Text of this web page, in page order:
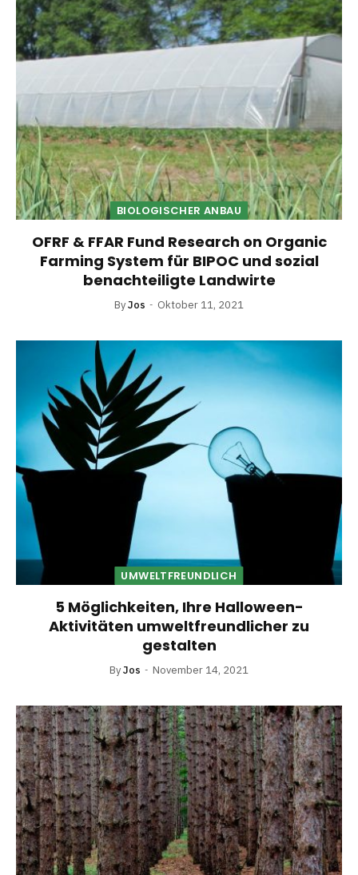
BIOLOGISCHER ANBAU
OFRF & FFAR Fund Research on Organic
Farming System für BIPOC und sozial
benachteiligte Landwirte
ByJos Oktober 11, 2021
UMWELTFREUNDLICH
5 Möglichkeiten, Ihre Halloween-
Aktivitäten umweltfreundlicher zu
gestalten
ByJos November 14, 2021